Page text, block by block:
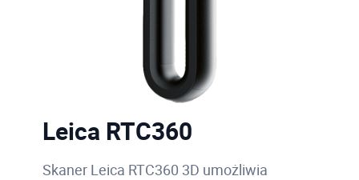
Leica RTC360
Skaner Leica RTC360 3D umożliwia